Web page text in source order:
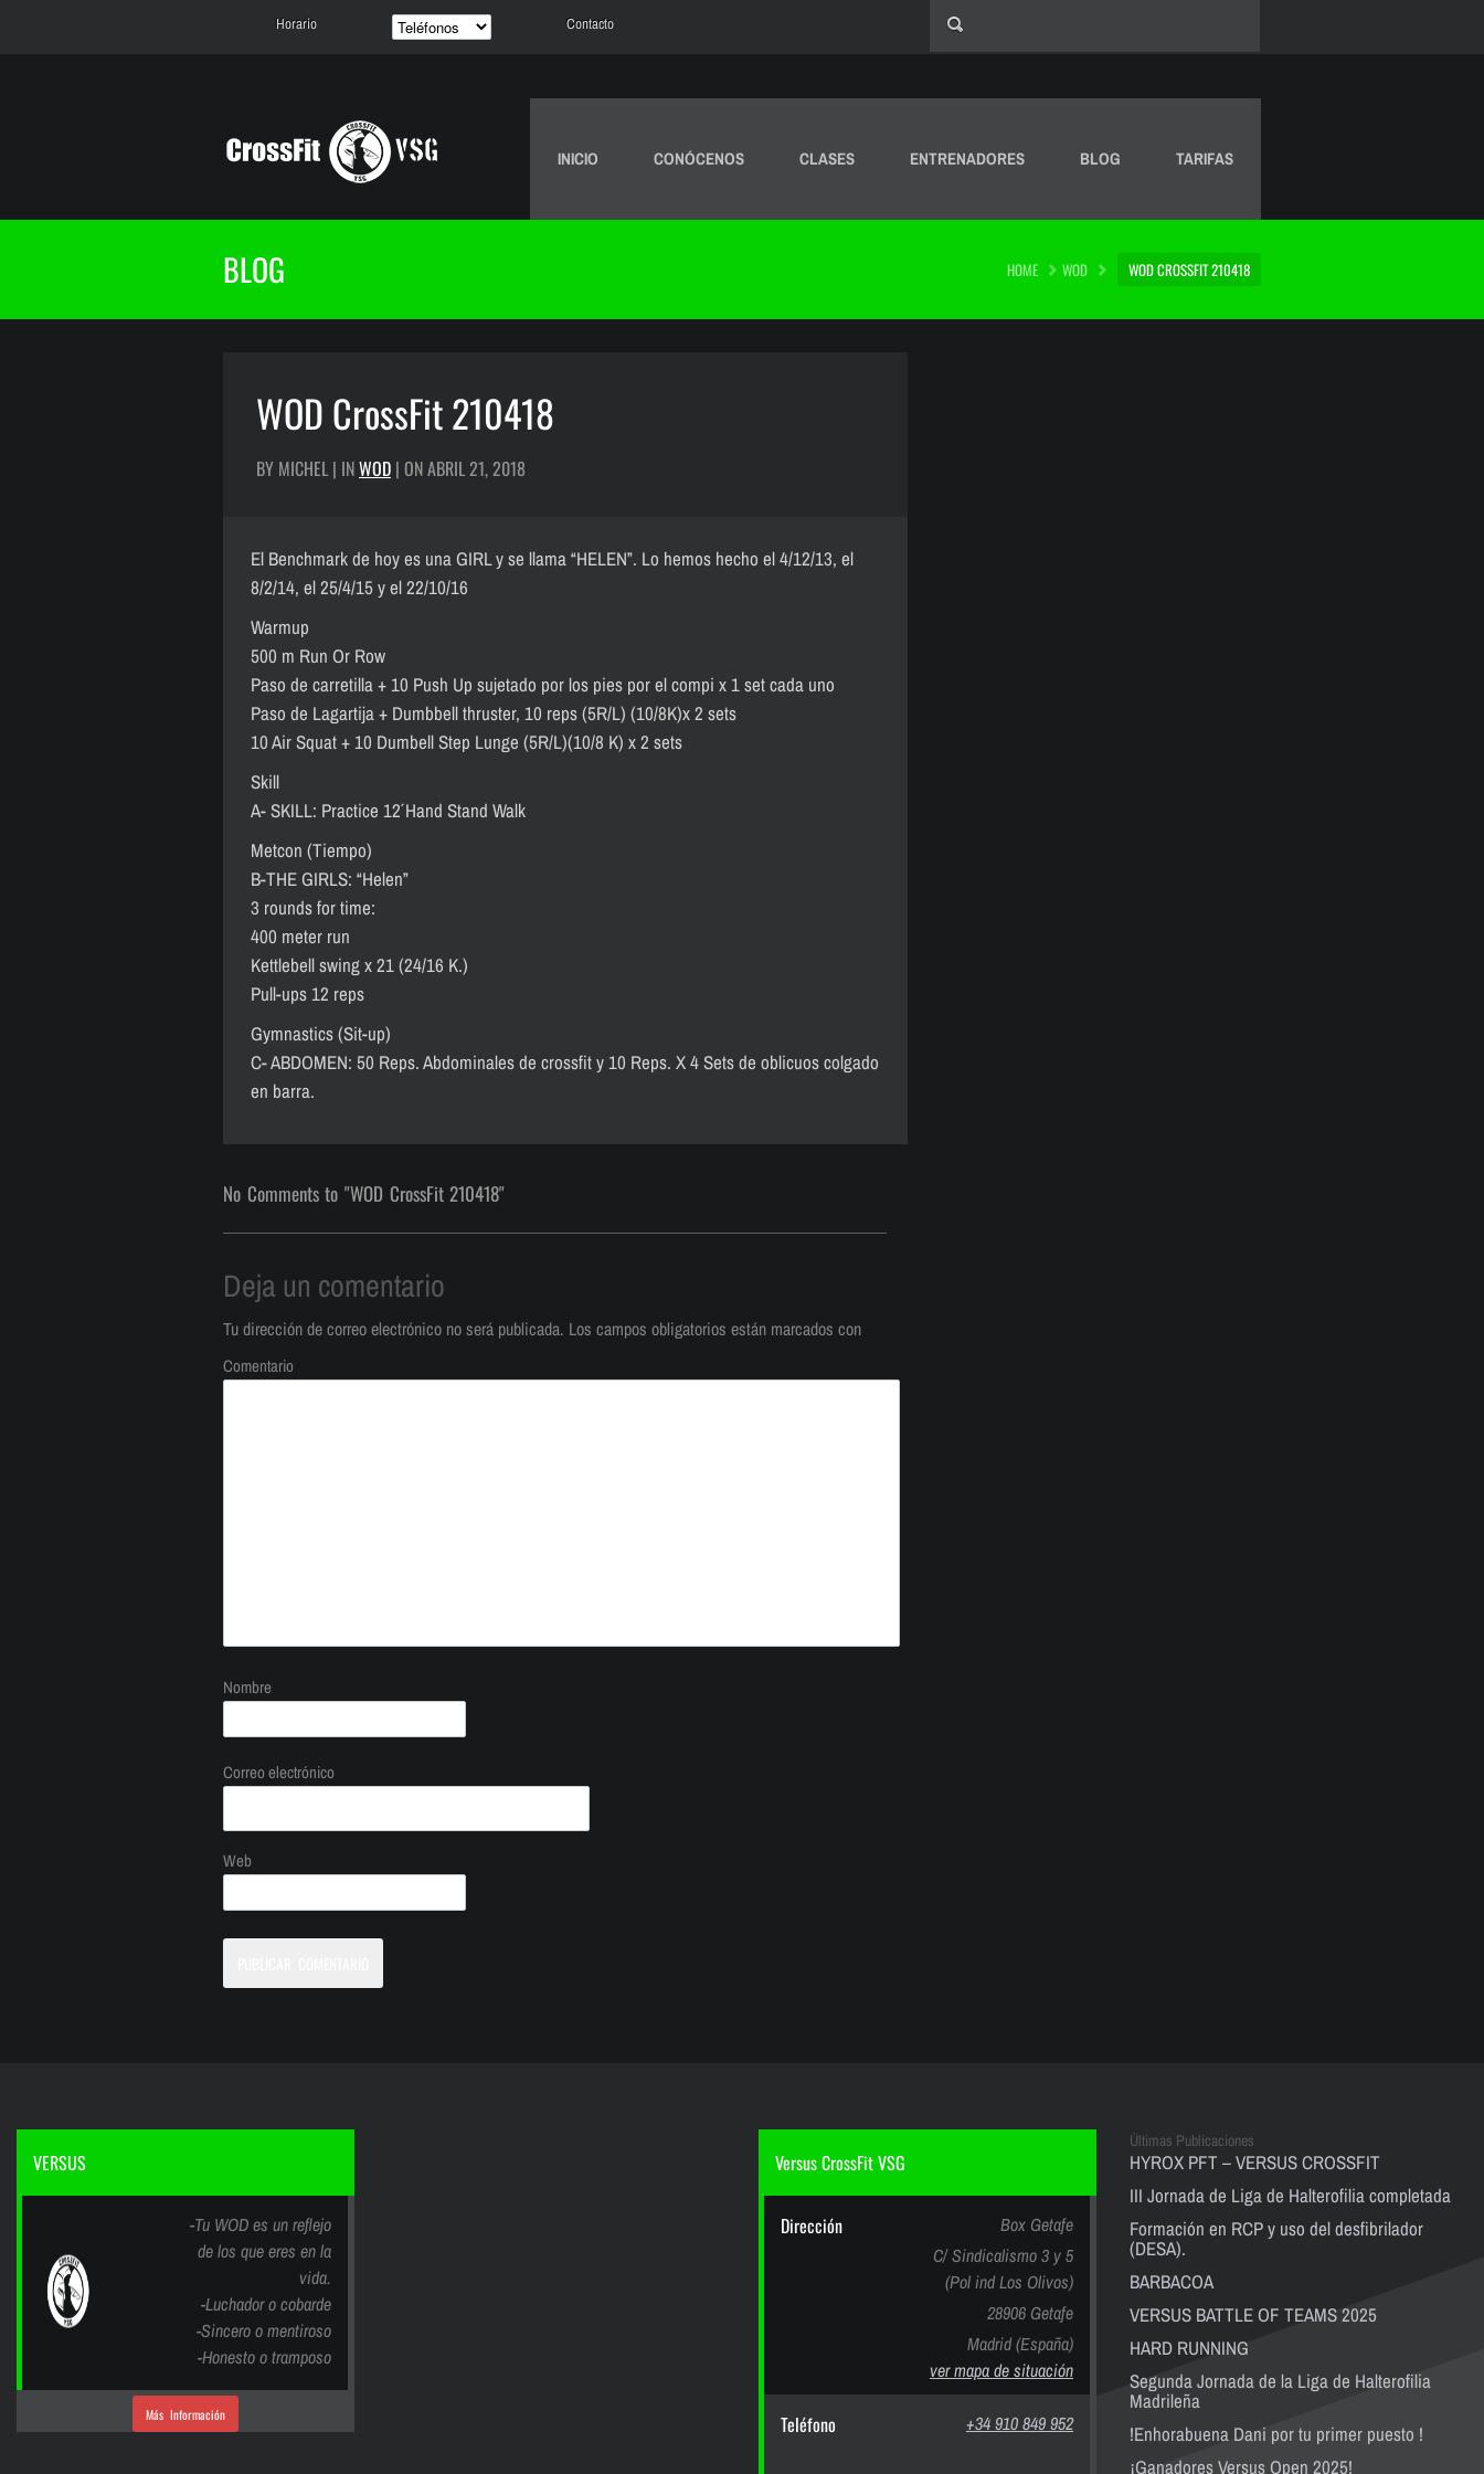
Horario Contacto
INICIO CONÓCENOS CLASES ENTRENADORES BLOG TARIFAS
BLOG HOME WOD WOD CROSSFIT 210418
WOD CrossFit 210418
BY MICHEL | INWOD | ON ABRIL 21, 2018
El Benchmark de hoy es una GIRL y se llama “HELEN”. Lo hemos hecho el 4/12/13, el
8/2/14, el 25/4/15 y el 22/10/16
Warmup
500 m Run Or Row
Paso de carretilla + 10 Push Up sujetado por los pies por el compi x 1 set cada uno
Paso de Lagartija + Dumbbell thruster, 10 reps (5R/L) (10/8K)x 2 sets
10 Air Squat + 10 Dumbell Step Lunge (5R/L)(10/8 K) x 2 sets
Skill
A- SKILL: Practice 12´ Hand Stand Walk
Metcon (Tiempo)
B-THE GIRLS: “Helen”
3 rounds for time:
400 meter run
Kettlebell swing x 21 (24/16 K.)
Pull-ups 12 reps
Gymnastics (Sit-up)
C- ABDOMEN: 50 Reps. Abdominales de crossfit y 10 Reps. X 4 Sets de oblicuos colgado
en barra.
No Comments to "WOD CrossFit 210418"
Deja un comentario
Tu dirección de correo electrónico no será publicada. Los campos obligatorios están marcados con
Comentario
Nombre
Correo electrónico
Web
VERSUS
-Tu WOD es un reflejo
de los que eres en la
vida.
-Luchador o cobarde
-Sincero o mentiroso
-Honesto o tramposo
Más Información
Versus CrossFit VSG
Dirección
Box Getafe
C/ Sindicalismo 3 y 5
(Pol ind Los Olivos)
28906 Getafe
Madrid (España)
ver mapa de situación
Teléfono +34 910 849 952
Últimas Publicaciones
HYROX PFT – VERSUS CROSSFIT
III Jornada de Liga de Halterofilia completada
Formación en RCP y uso del desfibrilador
(DESA).
BARBACOA
VERSUS BATTLE OF TEAMS 2025
HARD RUNNING
Segunda Jornada de la Liga de Halterofilia
Madrileña
!Enhorabuena Dani por tu primer puesto !
¡Ganadores Versus Open 2025!